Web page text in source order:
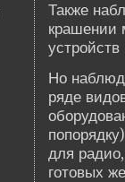
Также
крашении
Но
ряде­
для
готовых